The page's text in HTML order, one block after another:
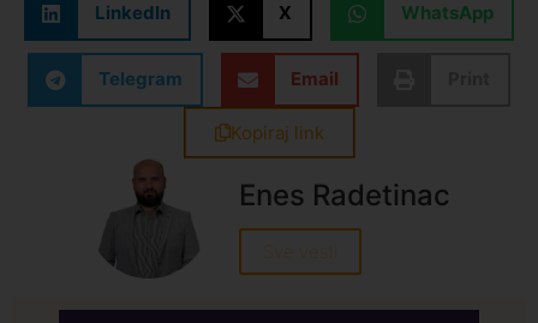
LinkedIn X WhatsApp
Telegram Email
Kopiraj link
Enes Radetinac
Sve vesti